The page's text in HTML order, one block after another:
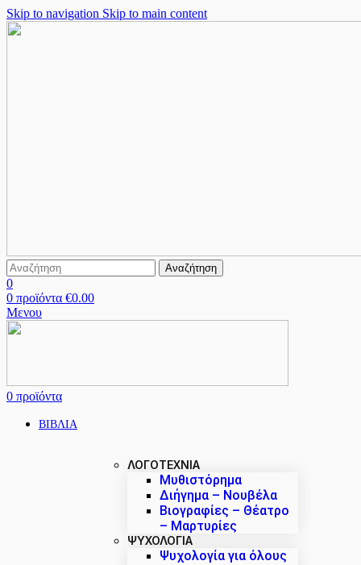
Skip to navigation Skip to main content
Αναζήτηση
0
0 προϊόντα €0.00
Μενου
0 προϊόντα
ΒΙΒΛΙΑ
ΛΟΓΟΤΕΧΝΙΑ
Μυθιστόρημα
Διήγημα – Νουβέλα
Βιογραφίες – Θέατρο
– Μαρτυρίες
ΨΥΧΟΛΟΓΙΑ
Ψυχολογία για όλους